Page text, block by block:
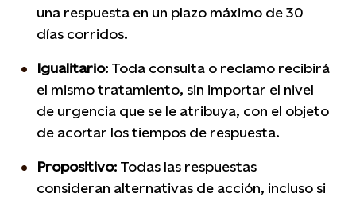
una respuesta en un plazo máximo de 30
días corridos.
Igualitario: Toda consulta o reclamo recibirá
el mismo tratamiento, sin importar el nivel
de urgencia que se le atribuya, con el objeto
de acortar los tiempos de respuesta.
Propositivo: Todas las respuestas
consideran alternativas de acción, incluso si